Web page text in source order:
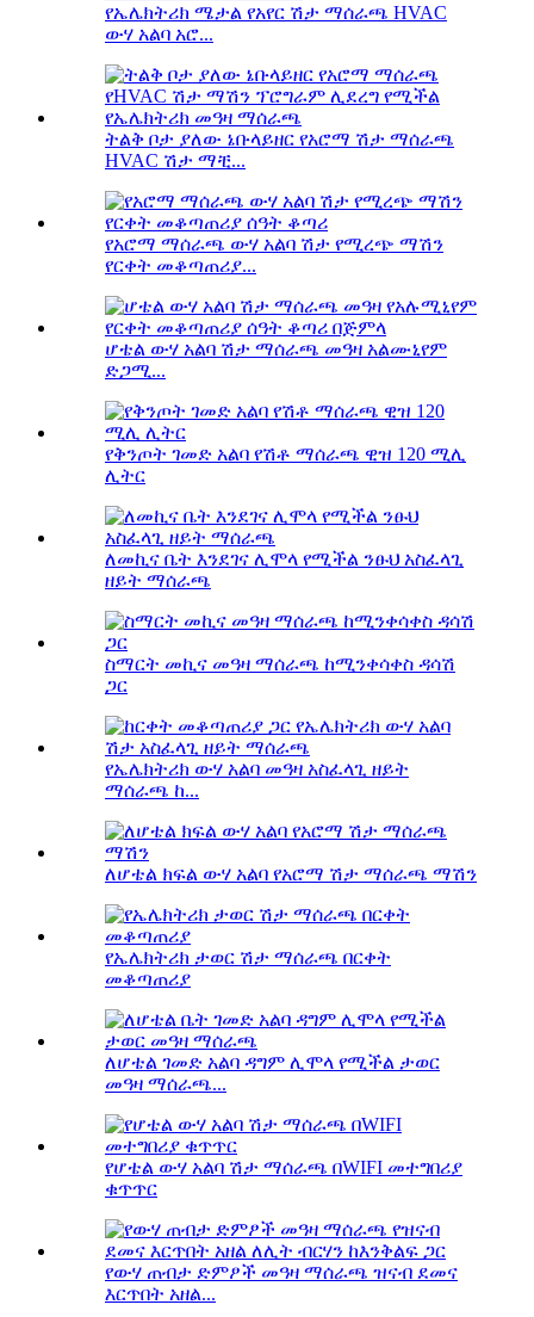
የኤሌክትሪክ ሜታል የአየር ሽታ ማሰራጫ HVAC
ውሃ አልባ አሮ...
ትልቅ ቦታ ያለው ኔቡላይዘር የአሮማ ሽታ ማሰራጫ
HVAC ሽታ ማቺ...
የአሮማ ማሰራጫ ውሃ አልባ ሽታ የሚረጭ ማሽን
የርቀት መቆጣጠሪያ...
ሆቴል ውሃ አልባ ሽታ ማሰራጫ መዓዛ አልሙኒየም
ድጋሚ...
የቅንጦት ገመድ አልባ የሽቶ ማሰራጫ ዊዝ 120 ሚሊ
ሊትር
ለመኪና ቤት እንደገና ሊሞላ የሚችል ንፁህ አስፈላጊ
ዘይት ማሰራጫ
ስማርት መኪና መዓዛ ማሰራጫ ከሚንቀሳቀስ ዳሳሽ
ጋር
የኤሌክትሪክ ውሃ አልባ መዓዛ አስፈላጊ ዘይት
ማሰራጫ ከ...
ለሆቴል ክፍል ውሃ አልባ የአሮማ ሽታ ማሰራጫ ማሽን
የኤሌክትሪክ ታወር ሽታ ማሰራጫ በርቀት
መቆጣጠሪያ
ለሆቴል ገመድ አልባ ዳግም ሊሞላ የሚችል ታወር
መዓዛ ማሰራጫ...
የሆቴል ውሃ አልባ ሽታ ማሰራጫ በWIFI መተግበሪያ
ቁጥጥር
የውሃ ጠብታ ድምፆች መዓዛ ማሰራጫ ዝናብ ደመና
እርጥበት አዘል...